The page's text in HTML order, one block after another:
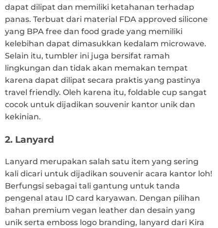
dapat dilipat dan memiliki ketahanan terhadap
panas. Terbuat dari material FDA approved silicone
yang BPA free dan food grade yang memiliki
kelebihan dapat dimasukkan kedalam microwave.
Selain itu, tumbler ini juga bersifat ramah
lingkungan dan tidak akan memakan tempat
karena dapat dilipat secara praktis yang pastinya
travel friendly. Oleh karena itu, foldable cup sangat
cocok untuk dijadikan souvenir kantor unik dan
kekinian.
2. Lanyard
Lanyard merupakan salah satu item yang sering
kali dicari untuk dijadikan souvenir acara kantor loh!
Berfungsi sebagai tali gantung untuk tanda
pengenal atau ID card karyawan. Dengan pilihan
bahan premium vegan leather dan desain yang
unik serta emboss logo branding, lanyard dari Kira